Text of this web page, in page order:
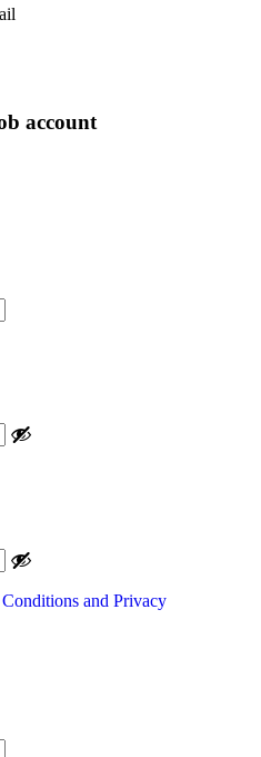
account
and Privacy